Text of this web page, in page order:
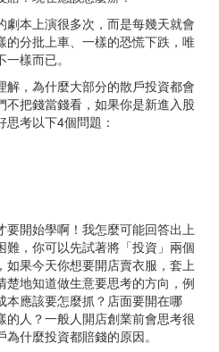
本上演很多次，而是每幾天就會
的分批上車、一樣的恐慌下跌，唯
樣而已。
解，為什麼大部分的散戶投資都會
不把錢當錢看，如果你是新進入股
考以下4個問題：
開始學啊！我怎麼可能回答出上
，你可以先試著將「投資」兩個
果今天你想要開店賣衣服，套上
地知道做生意要思考的方向，例
本應該要怎麼抓？店面要開在哪
人？一般人開店創業前會思考很
什麼投資都賠錢的原因。